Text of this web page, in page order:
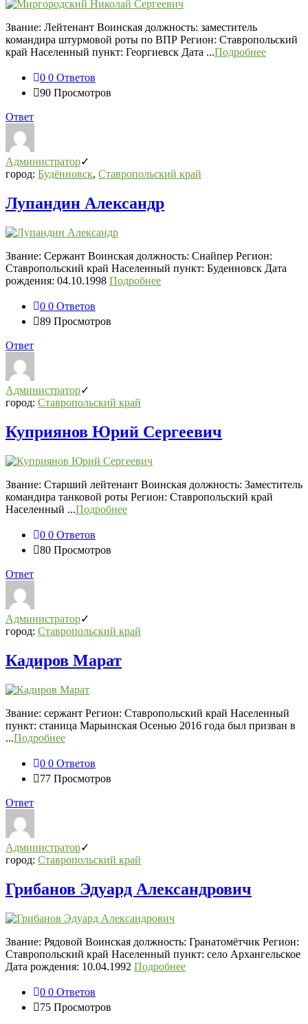
Звание: Лейтенант Воинская должность: заместитель
командира штурмовой роты по ВПР Регион: Ставропольский
край Населенный пункт: Георгиевск Дата ...Подробнее
0 0 Ответов
90 Просмотров
Ответ
Администратор
город: Будённовск, Ставропольский край
Лупандин Александр
Звание: Сержант Воинская должность: Снайпер Регион:
Ставропольский край Населенный пункт: Буденновск Дата
рождения: 04.10.1998 Подробнее
0 0 Ответов
89 Просмотров
Ответ
Администратор
город: Ставропольский край
Куприянов Юрий Сергеевич
Звание: Старший лейтенант Воинская должность: Заместитель
командира танковой роты Регион: Ставропольский край
Населенный ...Подробнее
0 0 Ответов
80 Просмотров
Ответ
Администратор
город: Ставропольский край
Кадиров Марат
Звание: сержант Регион: Ставропольский край Населенный
пункт: станица Марьинская Осенью 2016 года был призван в
...Подробнее
0 0 Ответов
77 Просмотров
Ответ
Администратор
город: Ставропольский край
Грибанов Эдуард Александрович
Звание: Рядовой Воинская должность: Гранатомётчик Регион:
Ставропольский край Населенный пункт: село Архангельское
Дата рождения: 10.04.1992 Подробнее
0 0 Ответов
75 Просмотров